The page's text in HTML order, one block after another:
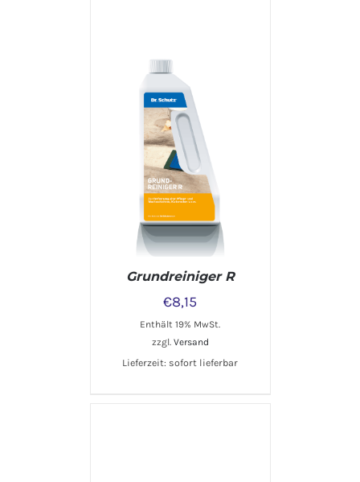
IN DEN WARENKORB
DETAILS
Grundreiniger R
€8,15
Enthält 19% MwSt.
zzgl. Versand
Lieferzeit: sofort lieferbar